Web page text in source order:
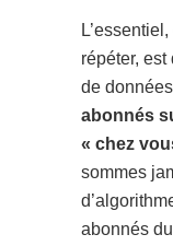
répéter, est
de
abonnés
« chez
sommes
abonnés